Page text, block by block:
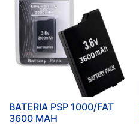
BATERIA PSP 1000/FAT
3600 MAH